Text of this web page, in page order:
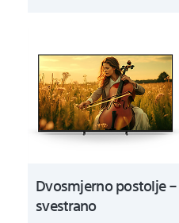
Dvosmjerno postolje
svestrano